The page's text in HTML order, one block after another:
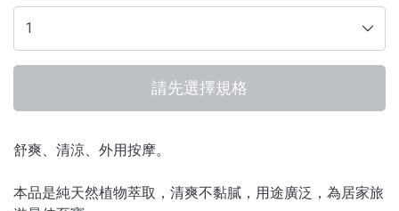
請先選擇規格
舒爽、清涼、外用按摩。
本品是純天然植物萃取，清爽不黏膩，用途廣泛，為居家旅